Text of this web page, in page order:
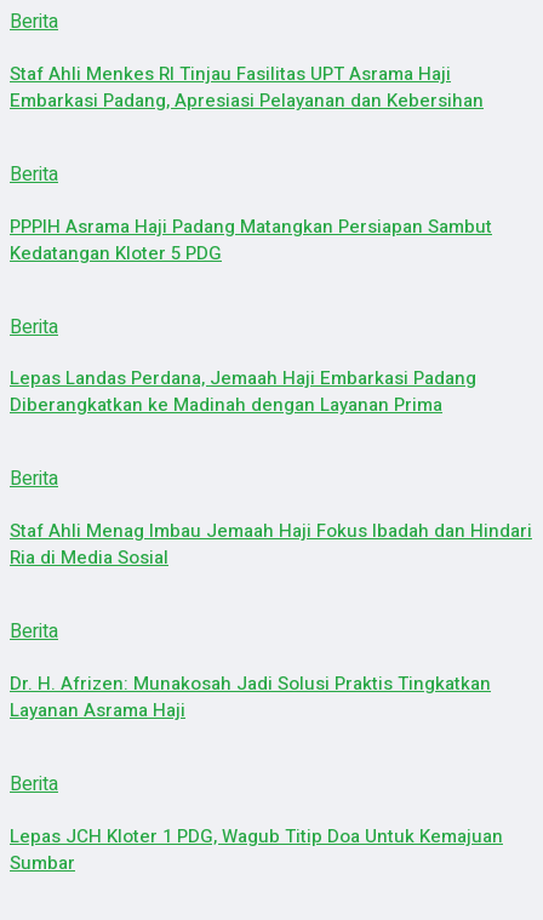
Berita
Staf Ahli Menkes RI Tinjau Fasilitas UPT Asrama Haji
Embarkasi Padang, Apresiasi Pelayanan dan Kebersihan
Berita
PPPIH Asrama Haji Padang Matangkan Persiapan Sambut
Kedatangan Kloter 5 PDG
Berita
Lepas Landas Perdana, Jemaah Haji Embarkasi Padang
Diberangkatkan ke Madinah dengan Layanan Prima
Berita
Staf Ahli Menag Imbau Jemaah Haji Fokus Ibadah dan Hindari
Ria di Media Sosial
Berita
Dr. H. Afrizen: Munakosah Jadi Solusi Praktis Tingkatkan
Layanan Asrama Haji
Berita
Lepas JCH Kloter 1 PDG, Wagub Titip Doa Untuk Kemajuan
Sumbar